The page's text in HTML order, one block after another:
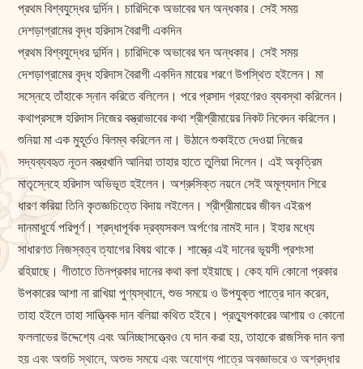
প্রথম বিশ্বযুদ্ধের দুর্দিন। চারিদিকে অভাবের ঘন অন্ধকার। সেই সময়
দেশড়াগ্রামের বৃদ্ধ হরিদাস বৈরাগী একদিন
প্রথম বিশ্বযুদ্ধের দুর্দিন। চারিদিকে অভাবের ঘন অন্ধকার। সেই সময়
দেশড়াগ্রামের বৃদ্ধ হরিদাস বৈরাগী একদিন মায়ের শরণে উপস্থিত হইলেন। মা
সস্নেহে তাঁহাকে স্নান করিতে বলিলেন। পরে প্রসাদ গ্রহণেরও ব্যবস্থা করিলেন।
কথাপ্রসঙ্গে হরিদাস নিজের বস্ত্রাভাবের কথা শ্রীশ্রীমায়ের নিকট নিবেদন করিলেন।
শুনিয়া মা এক মুহূর্তও বিলম্ব করিলেন না। উঠানে শুকাইতে দেওয়া নিজের
সদ্যব্যবহৃত নূতন বস্ত্রখানি আনিয়া তাহার হাতে তুলিয়া দিলেন। এই অকৃত্রিম
মাতৃস্নেহে হরিদাস অভিভূত হইলেন। অশ্রুসিক্ত নয়নে সেই অমূল্যদান শিরে
ধারণ করিয়া তিনি কৃতজ্ঞচিত্তে বিদায় লইলেন। শ্রীশ্রীমায়ের জীবন এইরূপ
দানমাধুর্যে পরিপূর্ণ। শ্রদ্ধাপূর্বক দ্রব্যসকল অর্পণের নামই দান। ইহার মধ্যে
সাধারণত নিজস্বত্ব ত্যাগের বিষয় থাকে। শাস্ত্রে এই দানের ভূয়সী প্রশংসা
রহিয়াছে। গীতাতে তিনপ্রকার দানের কথা বলা হইয়াছে। কেহ যদি কোনো প্রকার
উপকারের আশা না রাখিয়া পুণ্যস্থানে, শুভ সময়ে ও উপযুক্ত পাত্রে দান করেন,
তাহা হইলে তাহা সাত্ত্বিক দান বলিয়া কথিত হইবে। প্রত্যুপকারের আশায় ও কোনো
ফললাভের উদ্দেশ্যে এবং অনিচ্ছাসত্ত্বেও যে দান করা হয়, তাহাকে রাজসিক দান বলা
হয় এবং অশুচি স্থানে, অশুভ সময়ে এবং অযোগ্য পাত্রে অবজ্ঞাভরে ও অশ্রদ্ধার